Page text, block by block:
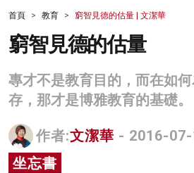
財經
生活
商業
科技
影片
首頁 教育 窮智見德的估量 | 文潔華
窮智見德的估量
專才不是教育目的，而在如
存，那才是博雅教育的基礎。
作者:文潔華 - 2016-
坐忘書